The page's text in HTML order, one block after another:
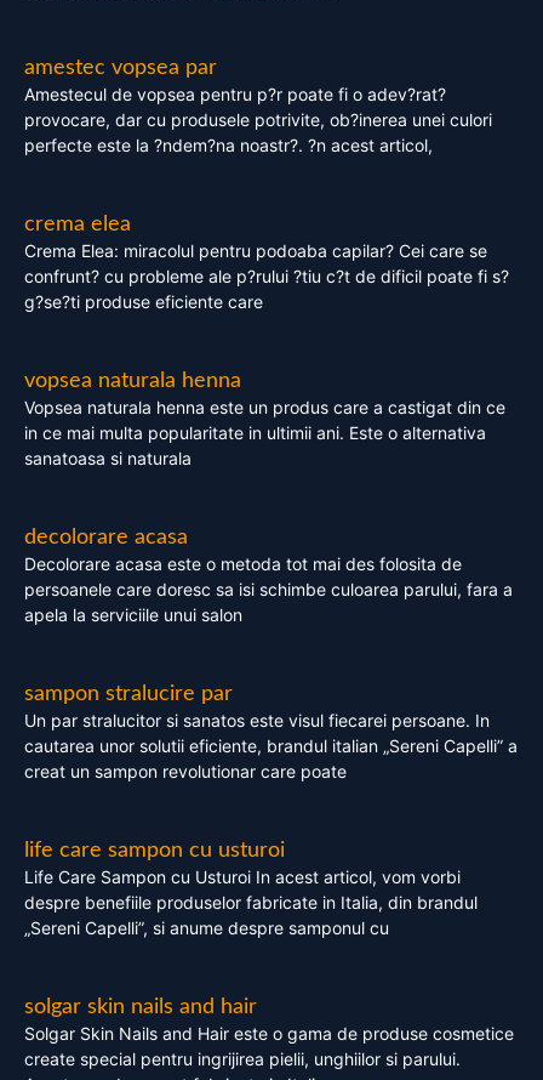
amestec vopsea par
Amestecul de vopsea pentru p?r poate fi o adev?rat?
provocare, dar cu produsele potrivite, ob?inerea unei culori
perfecte este la ?ndem?na noastr?. ?n acest articol,
crema elea
Crema Elea: miracolul pentru podoaba capilar? Cei care se
confrunt? cu probleme ale p?rului ?tiu c?t de dificil poate fi s?
g?se?ti produse eficiente care
vopsea naturala henna
Vopsea naturala henna este un produs care a castigat din ce
in ce mai multa popularitate in ultimii ani. Este o alternativa
sanatoasa si naturala
decolorare acasa
Decolorare acasa este o metoda tot mai des folosita de
persoanele care doresc sa isi schimbe culoarea parului, fara a
apela la serviciile unui salon
sampon stralucire par
Un par stralucitor si sanatos este visul fiecarei persoane. In
cautarea unor solutii eficiente, brandul italian „Sereni Capelli” a
creat un sampon revolutionar care poate
life care sampon cu usturoi
Life Care Sampon cu Usturoi In acest articol, vom vorbi
despre benefiile produselor fabricate in Italia, din brandul
„Sereni Capelli”, si anume despre samponul cu
solgar skin nails and hair
Solgar Skin Nails and Hair este o gama de produse cosmetice
create special pentru ingrijirea pielii, unghiilor si parului.